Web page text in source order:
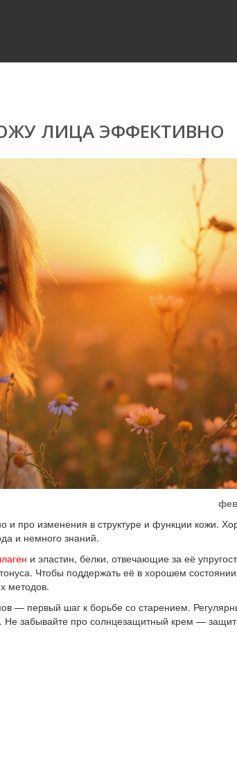
ЛИЦА ЭФФЕКТИВНО
про изменения в структуре и функции кожи.
и немного знаний.
и эластин, белки, отвечающие за её
Чтобы поддержать её в хорошем
методов.
— первый шаг к борьбе со старением.
Не забывайте про солнцезащитный крем —